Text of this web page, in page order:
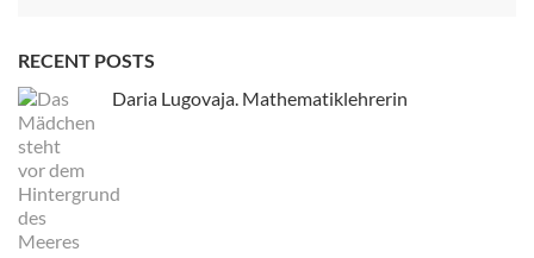
RECENT POSTS
Daria Lugovaja. Mathematiklehrerin